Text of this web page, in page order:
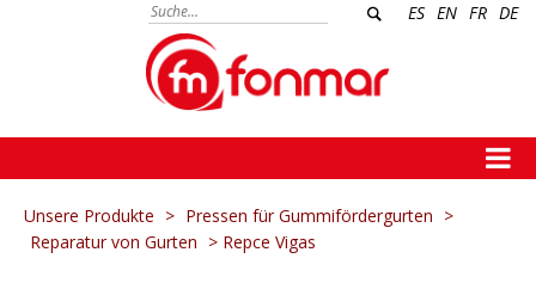
ES EN FR DE
Unsere Produkte > Pressen für Gummifördergurten >
Reparatur von Gurten > Repce Vigas